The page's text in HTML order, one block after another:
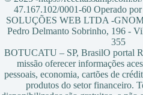
47.167.102/0001-60 Operado
SOLUÇÕES WEB LTDA -
Pedro Delmanto Sobrinho, 196 -
355
BOTUCATU – SP, BrasilO portal
missão oferecer informações
pessoais, economia, cartões de
produtos do setor financeiro.